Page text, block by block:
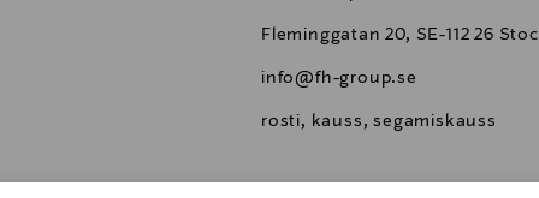
Fleminggatan 20, SE-112 26
info@fh-group.se
rosti, kauss, segamiskauss